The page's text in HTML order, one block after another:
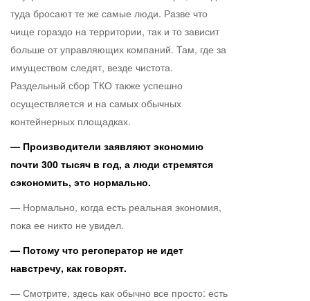
туда бросают те же самые люди. Разве что
чище гораздо на территории, так и то зависит
больше от управляющих компаний. Там, где за
имуществом следят, везде чистота.
Раздельный сбор ТКО также успешно
осуществляется и на самых обычных
контейнерных площадках.
— Производители заявляют экономию
почти 300 тысяч в год, а люди стремятся
сэкономить, это нормально.
— Нормально, когда есть реальная экономия,
пока ее никто не увидел.
— Потому что регоператор не идет
навстречу, как говорят.
— Смотрите, здесь как обычно все просто: есть